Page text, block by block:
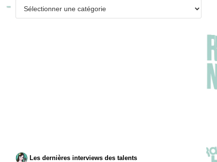
Les dernières interviews des talents